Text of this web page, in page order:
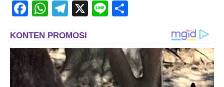
FacebookWhatsAppTelegram
X Line